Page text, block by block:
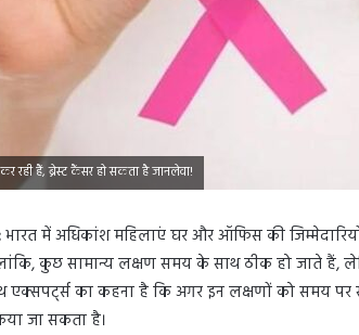
रही हैं, ब्रेस्ट कैंसर हो सकता है जानलेवा!
भारत में अधिकांश महिलाएं घर और ऑफिस की
कुछ सामान्य लक्षण समय के साथ ठीक हो जाते हैं,
का कहना है कि अगर इन लक्षणों को समय पर
जा सकता है।